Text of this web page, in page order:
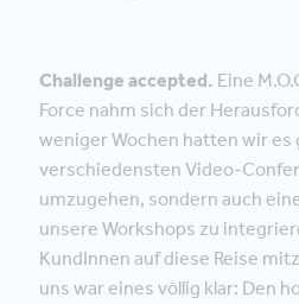
Challenge accepted. Eine
Force nahm sich der
weniger Wochen hatten wir
verschiedensten Video-
umzugehen, sondern auch
unsere Workshops zu
KundInnen auf diese Reise
uns war eines völlig klar: Den